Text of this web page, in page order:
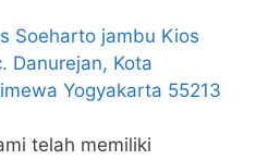
Soeharto jambu Kios
Danurejan, Kota
Yogyakarta 55213
telah memiliki